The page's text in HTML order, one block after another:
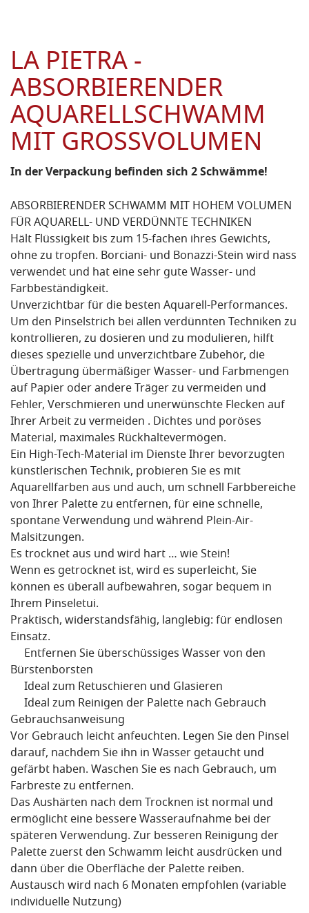
LA PIETRA -
ABSORBIERENDER
AQUARELLSCHWAMM
MIT GROSSVOLUMEN
In der Verpackung befinden sich 2 Schwämme!
ABSORBIERENDER SCHWAMM MIT HOHEM VOLUMEN
FÜR AQUARELL- UND VERDÜNNTE TECHNIKEN
Hält Flüssigkeit bis zum 15-fachen ihres Gewichts,
ohne zu tropfen. Borciani- und Bonazzi-Stein wird nass
verwendet und hat eine sehr gute Wasser- und
Farbbeständigkeit.
Unverzichtbar für die besten Aquarell-Performances.
Um den Pinselstrich bei allen verdünnten Techniken zu
kontrollieren, zu dosieren und zu modulieren, hilft
dieses spezielle und unverzichtbare Zubehör, die
Übertragung übermäßiger Wasser- und Farbmengen
auf Papier oder andere Träger zu vermeiden und
Fehler, Verschmieren und unerwünschte Flecken auf
Ihrer Arbeit zu vermeiden . Dichtes und poröses
Material, maximales Rückhaltevermögen.
Ein High-Tech-Material im Dienste Ihrer bevorzugten
künstlerischen Technik, probieren Sie es mit
Aquarellfarben aus und auch, um schnell Farbbereiche
von Ihrer Palette zu entfernen, für eine schnelle,
spontane Verwendung und während Plein-Air-
Malsitzungen.
Es trocknet aus und wird hart … wie Stein!
Wenn es getrocknet ist, wird es superleicht, Sie
können es überall aufbewahren, sogar bequem in
Ihrem Pinseletui.
Praktisch, widerstandsfähig, langlebig: für endlosen
Einsatz.
Entfernen Sie überschüssiges Wasser von den
Bürstenborsten
Ideal zum Retuschieren und Glasieren
Ideal zum Reinigen der Palette nach Gebrauch
Gebrauchsanweisung
Vor Gebrauch leicht anfeuchten. Legen Sie den Pinsel
darauf, nachdem Sie ihn in Wasser getaucht und
gefärbt haben. Waschen Sie es nach Gebrauch, um
Farbreste zu entfernen.
Das Aushärten nach dem Trocknen ist normal und
ermöglicht eine bessere Wasseraufnahme bei der
späteren Verwendung. Zur besseren Reinigung der
Palette zuerst den Schwamm leicht ausdrücken und
dann über die Oberfläche der Palette reiben.
Austausch wird nach 6 Monaten empfohlen (variable
individuelle Nutzung)